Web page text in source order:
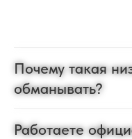
Почему такая
обманывать?
Работаете